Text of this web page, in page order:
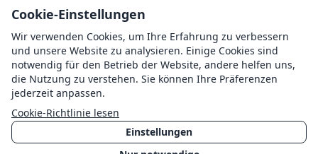
RECHTLICHES
Nutzungsbedingungen
Datenschutz
Impressum
AGB
Cookies
Cookie-Einstellungen
Cookie-Einstellungen
Wir verwenden Cookies, um Ihre Erfahrung zu verbessern
und unsere Website zu analysieren. Einige Cookies sind
notwendig für den Betrieb der Website, andere helfen uns,
die Nutzung zu verstehen. Sie können Ihre Präferenzen
jederzeit anpassen.
Cookie-Richtlinie lesen
Einstellungen